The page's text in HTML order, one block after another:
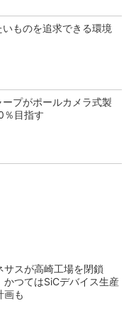
いものを追求できる環境
プがポールカメラ式製
目指す
サスが高崎工場を閉鎖
かつてはSiCデバイス生産
画も